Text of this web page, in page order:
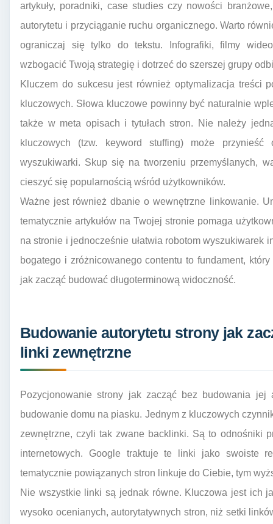
artykuły, poradniki, case studies czy nowości
autorytetu i przyciąganie ruchu organicznego. Warto
ograniczaj się tylko do tekstu. Infografiki, filmy
wzbogacić Twoją strategię i dotrzeć do szerszej grupy
Kluczem do sukcesu jest również optymalizacja treści
kluczowych. Słowa kluczowe powinny być naturalnie
także w meta opisach i tytułach stron. Nie należy
kluczowych (tzw. keyword stuffing) może
wyszukiwarki. Skup się na tworzeniu przemyślanych,
cieszyć się popularnością wśród użytkowników.
Ważne jest również dbanie o wewnętrzne linkowanie.
tematycznie artykułów na Twojej stronie pomaga
na stronie i jednocześnie ułatwia robotom wyszukiwarek
bogatego i zróżnicowanego contentu to fundament,
jak zacząć budować długoterminową widoczność.
Budowanie autorytetu strony jak
linki zewnętrzne
Pozycjonowanie strony jak zacząć bez budowania
budowanie domu na piasku. Jednym z kluczowych
zewnętrzne, czyli tak zwane backlinki. Są to odnośniki
internetowych. Google traktuje te linki jako swoiste
tematycznie powiązanych stron linkuje do Ciebie, tym
Nie wszystkie linki są jednak równe. Kluczowa jest ich
wysoko ocenianych, autorytatywnych stron, niż setki